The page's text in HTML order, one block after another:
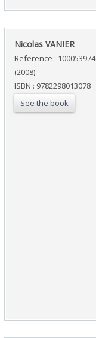
‎Nicolas VANIER‎
Reference : 100053974
(2008)
ISBN : 9782298013078
See the book